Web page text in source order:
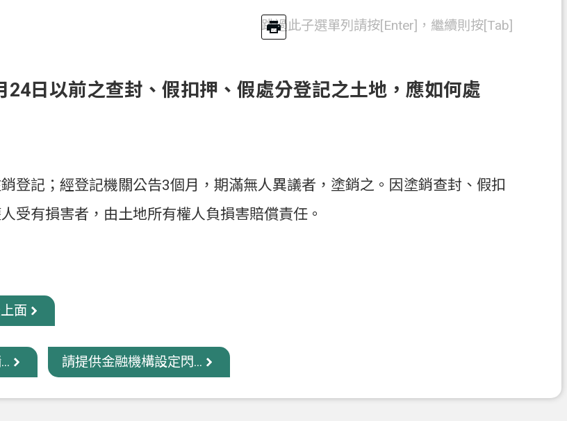
跳過此子選單列請按[Enter]，繼續則按[Tab]
24日以前之查封、假扣押、假處分登記之土地，應如何處
登記；經登記機關公告3個月，期滿無人異議者，塗銷之。因塗銷查封、假扣
受有損害者，由土地所有權人負損害賠償責任。
面
請提供金融機構設定閃...